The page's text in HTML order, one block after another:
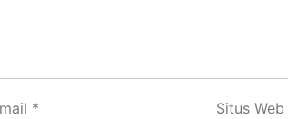
* Situs Web